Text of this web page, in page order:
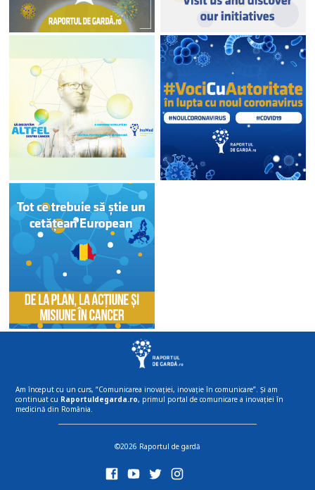
Am început cu un curs, “Comunicarea inovației, inovație în comunicare”. Și am
continuat cu Raportuldegarda.ro, primul portal de comunicare a inovației în
medicină din România.
©2026 Raportul de gardă